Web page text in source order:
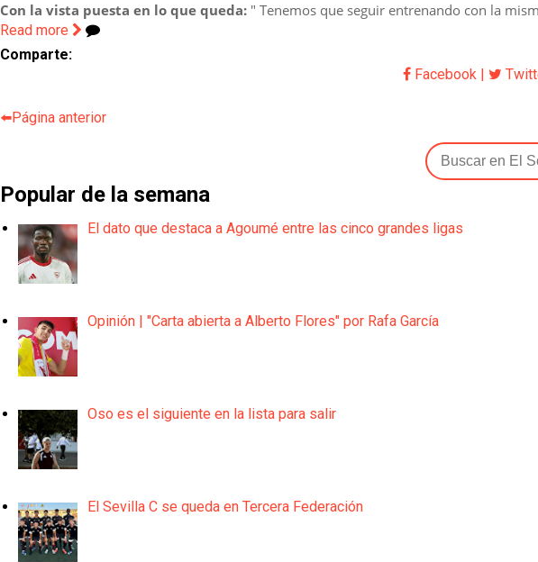
Con la vista puesta en lo que queda: " Tenemos que seguir entrenando con la
Read more
Comparte:
Facebook |
⬅️Página anterior
Popular de la semana
El dato que destaca a Agoumé entre las cinco grandes ligas
Opinión | "Carta abierta a Alberto Flores" por Rafa García
Oso es el siguiente en la lista para salir
El Sevilla C se queda en Tercera Federación